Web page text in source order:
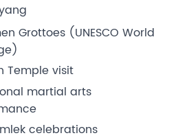
Grottoes (UNESCO World
Temple visit
martial arts
celebrations